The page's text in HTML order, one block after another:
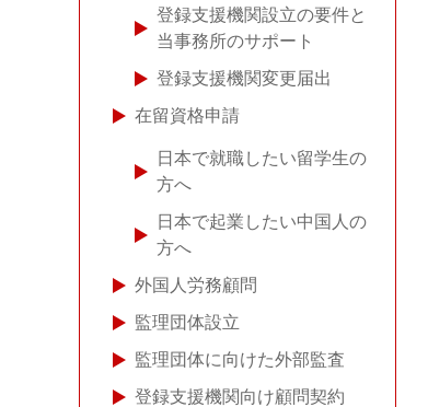
登録支援機関設立の要件と
当事務所のサポート
登録支援機関変更届出
在留資格申請
日本で就職したい留学生の
方へ
日本で起業したい中国人の
方へ
外国人労務顧問
監理団体設立
監理団体に向けた外部監査
登録支援機関向け顧問契約